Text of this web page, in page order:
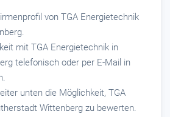
von TGA Energietechnik
mit TGA Energietechnik in
telefonisch oder per E-Mail in
unten die Möglichkeit, TGA
Wittenberg zu bewerten.